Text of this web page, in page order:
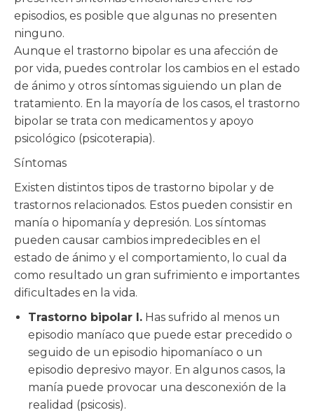
episodios, es posible que algunas no presenten
ninguno.
Aunque el trastorno bipolar es una afección de
por vida, puedes controlar los cambios en el estado
de ánimo y otros síntomas siguiendo un plan de
tratamiento. En la mayoría de los casos, el trastorno
bipolar se trata con medicamentos y apoyo
psicológico (psicoterapia).
Síntomas
Existen distintos tipos de trastorno bipolar y de
trastornos relacionados. Estos pueden consistir en
manía o hipomanía y depresión. Los síntomas
pueden causar cambios impredecibles en el
estado de ánimo y el comportamiento, lo cual da
como resultado un gran sufrimiento e importantes
dificultades en la vida.
Trastorno bipolar I. Has sufrido al menos un
episodio maníaco que puede estar precedido o
seguido de un episodio hipomaníaco o un
episodio depresivo mayor. En algunos casos, la
manía puede provocar una desconexión de la
realidad (psicosis).